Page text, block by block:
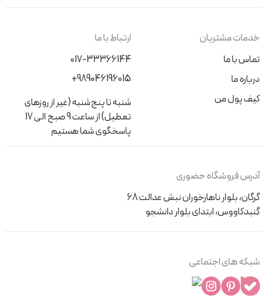
خدمات مشتریان
تماس با ما
درباره ما
کیف پول من
ارتباط با ما
017-33366144
+989046196015
شنبه تا پنج‌شنبه (غیر از روزهای
تعطیل) از ساعت 9 صبح الی 17
پاسخگوی شما هستیم
آدرس فروشگاه حضوری
گرگان، بلوار ناهارخوران نبش عدالت 68
گنبدکاووس، ابتدای بلوار دانشجو
شبکه های اجتماعی